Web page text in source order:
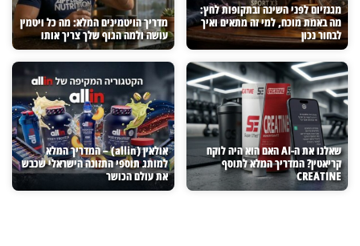
מגנזיום לפני השינה ובתקופות לחץ:
מה באמת מוכח, למי זה מתאים ואיך
לבחור נכון
מדריך הויטמינים המלא: מה כל ויטמין
עושה ולמה הגוף שלך צריך אותו
שאלנו את ה-AI האם הוא היה לוקח
קריאטין? המדריך המלא לתוסף
CREATINE
אולאין (allin) – המדריך המלא
למותג תוספי התזונה הישראלי שכבש
את עולם הכושר